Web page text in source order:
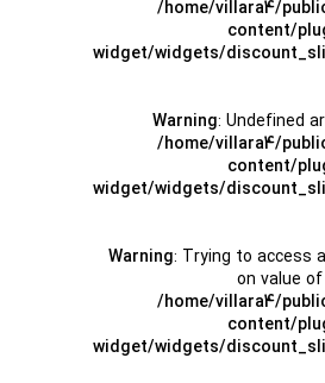
/home/villara4/
content/
widget/widgets/
Warning: Undefined
/home/villara4/
content/
widget/widgets/
Warning: Trying to access
on value
/home/villara4/
content/
widget/widgets/